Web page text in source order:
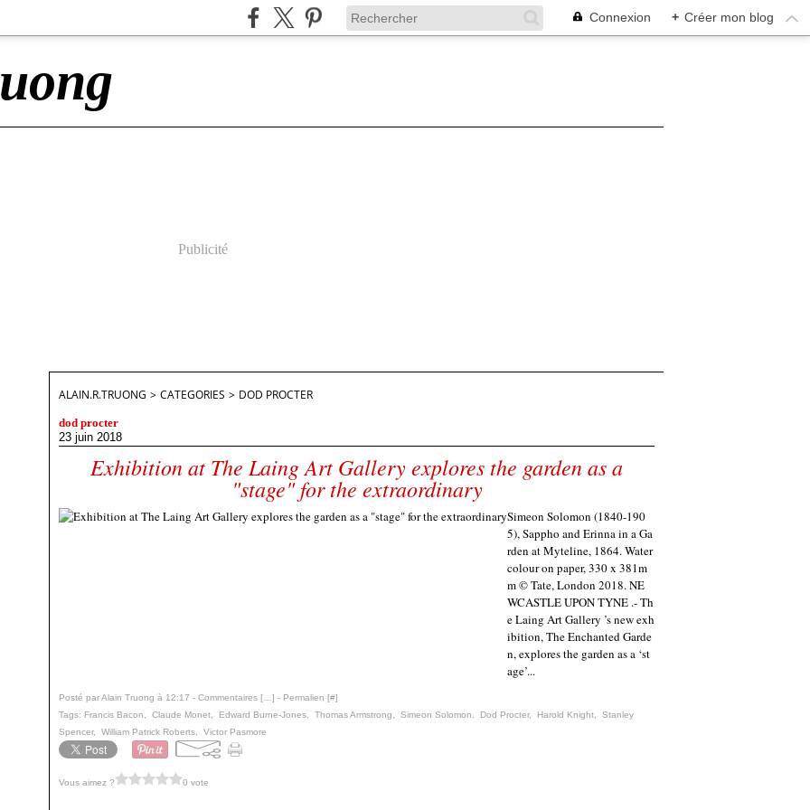
Connexion + Créer mon blog
Publicité
ALAIN.R.TRUONG > CATEGORIES > DOD PROCTER
dod procter
23 juin 2018
Exhibition at The Laing Art Gallery explores the garden as a
"stage" for the extraordinary
Simeon Solomon (1840-190
5), Sappho and Erinna in a Ga
rden at Myteline, 1864. Water
colour on paper, 330 x 381m
m © Tate, London 2018. NE
WCASTLE UPON TYNE .- Th
e Laing Art Gallery ’s new exh
ibition, The Enchanted Garde
n, explores the garden as a ‘st
age’...
Posté par Alain Truong à 12:17 - Commentaires [ ] - Permalien [#]
Tags: Francis Bacon Claude Monet Edward Burne-Jones Thomas Armstrong Simeon Solomon Dod Procter, Harold Knight
Stanley
Spencer, William Patrick Roberts Victor Pasmore
Vous aimez ? 0 vote